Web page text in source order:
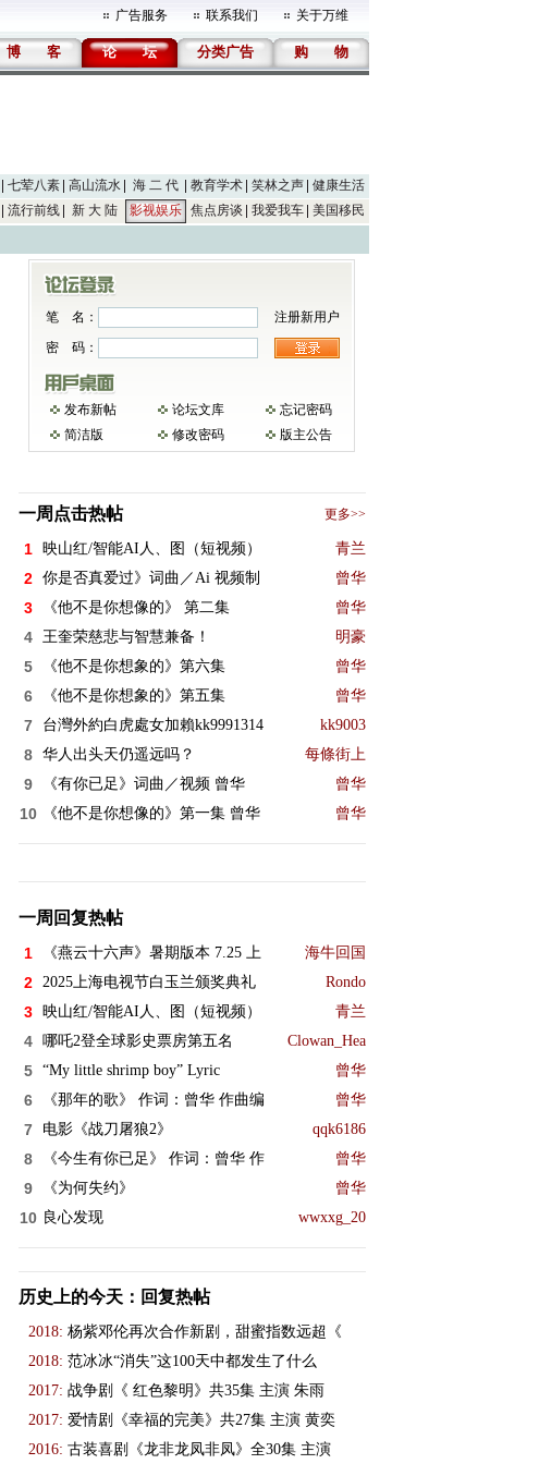
广告服务 联系我们 关于万维
博 客 论 坛 分类广告 购 物
七荤八素 高山流水 海 二 代 教育学术 笑林之声
健康生活
流行前线 新 大 陆 影视娱乐 焦点房谈 我爱我车 美国移民
笔 名：
注册新用户
密 码：
发布新帖 论坛文库
忘记密码
简洁版
修改密码 版主公告
一周点击热帖 更多>>
1 映山红/智能AI人、图（短视频） 青兰
2 你是否真爱过》词曲／Ai 视频制 曾华
3 《他不是你想像的》 第二集 曾华
4 王奎荣慈悲与智慧兼备！ 明豪
5 《他不是你想象的》第六集 曾华
6 《他不是你想象的》第五集 曾华
7 台灣外約白虎處女加賴kk9991314 kk9003
8 华人出头天仍遥远吗？ 每條街上
9 《有你已足》词曲／视频 曾华 曾华
10 《他不是你想像的》第一集 曾华 曾华
一周回复热帖
1 《燕云十六声》暑期版本 7.25 上 海牛回国
2 2025上海电视节白玉兰颁奖典礼 Rondo
3 映山红/智能AI人、图（短视频） 青兰
4 哪吒2登全球影史票房第五名 Clowan_Hea
5 “My little shrimp boy” Lyric 曾华
6 《那年的歌》 作词：曾华 作曲编 曾华
7 电影《战刀屠狼2》 qqk6186
8 《今生有你已足》 作词：曾华 作 曾华
9 《为何失约》 曾华
10 良心发现 wwxxg_20
历史上的今天：回复热帖
2018: 杨紫邓伦再次合作新剧，甜蜜指数远超《
2018: 范冰冰“消失”这100天中都发生了什么
2017: 战争剧《 红色黎明》共35集 主演 朱雨
2017: 爱情剧《幸福的完美》共27集 主演 黄奕
2016: 古装喜剧《龙非龙凤非凤》全30集 主演